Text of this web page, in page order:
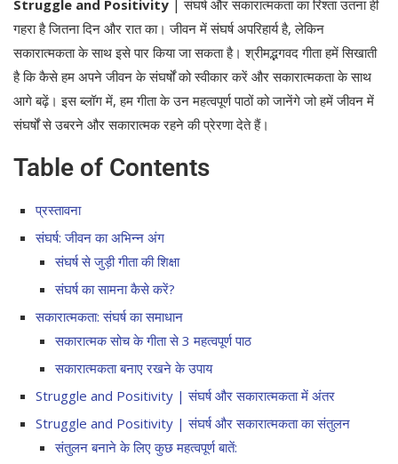
अंतिम विचार
क्या करें जब संघर्ष कठिन लगे?
Struggle and Positivity | संघर्ष और सकारात्मकता का रिश्ता उतना ही
गहरा है जितना दिन और रात का। जीवन में संघर्ष अपरिहार्य है, लेकिन
सकारात्मकता के साथ इसे पार किया जा सकता है। श्रीमद्भगवद गीता हमें सिखाती
है कि कैसे हम अपने जीवन के संघर्षों को स्वीकार करें और सकारात्मकता के साथ
आगे बढ़ें। इस ब्लॉग में, हम गीता के उन महत्वपूर्ण पाठों को जानेंगे जो हमें जीवन में
संघर्षों से उबरने और सकारात्मक रहने की प्रेरणा देते हैं।
Table of Contents
प्रस्तावना
संघर्ष: जीवन का अभिन्न अंग
संघर्ष से जुड़ी गीता की शिक्षा
संघर्ष का सामना कैसे करें?
सकारात्मकता: संघर्ष का समाधान
सकारात्मक सोच के गीता से 3 महत्वपूर्ण पाठ
सकारात्मकता बनाए रखने के उपाय
Struggle and Positivity | संघर्ष और सकारात्मकता में अंतर
Struggle and Positivity | संघर्ष और सकारात्मकता का संतुलन
संतुलन बनाने के लिए कुछ महत्वपूर्ण बातें: